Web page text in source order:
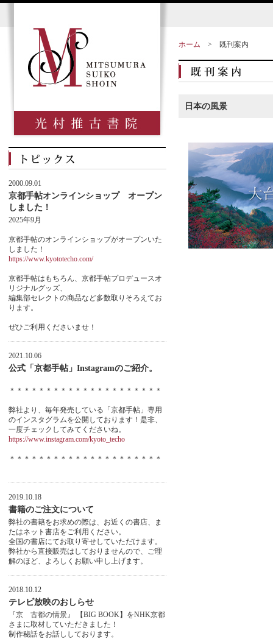
ホーム > 既刊案内
日本の風景
2000.09.01
京都手帖オンラインショップ オープン
しました！
2025年9月
京都手帖のオンラインショップがオープンいた
しました！
https://www.kyototecho.com/
京都手帖はもちろん、京都手帖プロデュースオ
リジナルグッズ、
編集部セレクトの商品など多数取りそろえてお
ります。
ぜひご利用くださいませ！
2021.10.06
公式「京都手帖」Instagramのご紹介。
＊＊＊＊＊＊＊＊＊＊＊＊＊＊＊＊＊＊＊＊＊
弊社より、毎年発売している「京都手帖」専用
のインスタグラムを公開しております！是非、
一度チェックしてみてくださいね。
https://www.instagram.com/kyoto_techo
＊＊＊＊＊＊＊＊＊＊＊＊＊＊＊＊＊＊＊＊＊
2019.10.18
書籍のご注文について
弊社の書籍をお求めの際は、お近くの書店、ま
たはネット書店をご利用ください。
全国の書店にてお取り寄せしていただけます。
弊社から直接販売はしておりませんので、ご理
解のほど、よろしくお願い申し上げます。
2018.10.12
テレビ放映のおしらせ
『京 古都の情景』 【BIG BOOK】をNHK京都
さまに取材していただきました！
制作秘話をお話ししております。